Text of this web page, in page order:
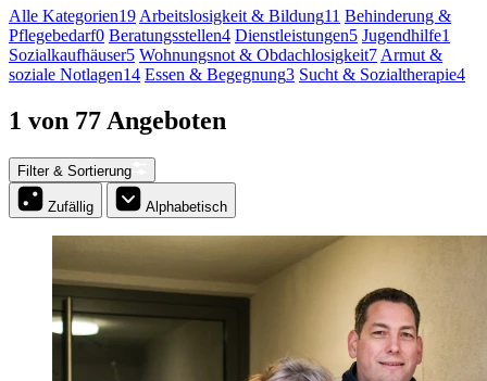
Alle Kategorien19 Arbeitslosigkeit & Bildung11 Behinderung &
Pflegebedarf0 Beratungsstellen4 Dienstleistungen5 Jugendhilfe1
Sozialkaufhäuser5 Wohnungsnot & Obdachlosigkeit7 Armut &
soziale Notlagen14 Essen & Begegnung3 Sucht & Sozialtherapie4
1 von 77 Angeboten
Filter & Sortierung
Zufällig Alphabetisch